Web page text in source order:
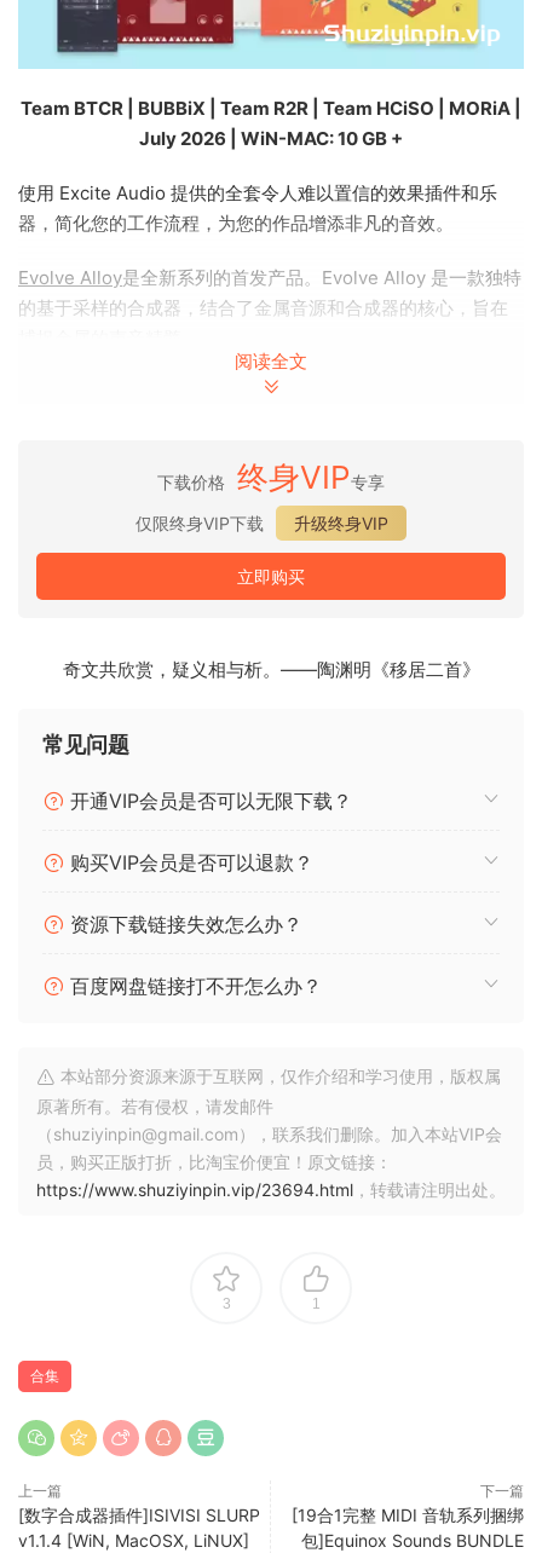
Team BTCR | BUBBiX | Team R2R | Team HCiSO | MORiA |
July 2026 | WiN-MAC: 10 GB +
使用 Excite Audio 提供的全套令人难以置信的效果插件和乐
器，简化您的工作流程，为您的作品增添非凡的音效。
Evolve Alloy是全新系列的首发产品。Evolve Alloy 是一款独特
的基于采样的合成器，结合了金属音源和合成器的核心，旨在
Bloom 系列将循环、乐句和单次采样 (one-shot) 组合成可直接
丰富声学特性融合在一起。BloomVocal Edit将大量充满活力的
人声片段、副歌和单次采样融合成一款功能多样、充满活力的
提供富有情感和氛围的人
则呈现了动感十足的合唱和声与旋律。
Bloom Drum Machine提供标志性的鼓声和序列，Bloom
线，而它的对应产品
Atmosphere 充满了遥远的打击垫、梦幻般的琶音、阈限纹理和
作技术相结合，与全球知名的制作人和音响设计师 KSHMR 合
迅速的声音塑造体验的中心。
VISION 4X 是一款功能强大的可视化分析插件，拥有极高的精
度，能够比以往更深入地理解您的声音。KSHMR
创新的实用工具，可以将您的插件链从一个轨道即时复制到无
凭借模拟音频处理的温暖和魅力，为录音注入
能够通过添加个性、空间感和宽度，为任何声音注入活力。
→ Evolve Alloy 能做什么？
• 使用强大的四引擎混合四层样本或合成器。
• 通过一键随机化立即获得创意火花。
• 导入您自己的样本并构建完全自定义的音色。
阅读全文
下载价格 终身VIP专享
仅限终身VIP下载
升级终身VIP
立即购买
奇文共欣赏，疑义相与析。——陶渊明《移居二首》
常见问题
开通VIP会员是否可以无限下载？
购买VIP会员是否可以退款？
资源下载链接失效怎么办？
百度网盘链接打不开怎么办？
本站部分资源来源于互联网，仅作介绍和学习使用，版权属
原著所有。若有侵权，请发邮件
（shuziyinpin@gmail.com），联系我们删除。加入本站VIP会
员，购买正版打折，比淘宝价便宜！原文链接：
https://www.shuziyinpin.vip/23694.html ，转载请注明出处。
3 1
合集
上一篇
[数字合成器插件]ISIVISI SLURP
v1.1.4 [WiN, MacOSX, LiNUX]
下一篇
[19合1完整 MIDI 音轨系列捆绑
包]Equinox Sounds BUNDLE